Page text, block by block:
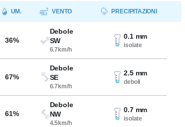
UM. VENTO PRECIPITAZIONI
36%
Debole
SW
6.7km/h
0.1 mm
isolate
67%
Debole
SE
6.7km/h
2.5 mm
deboli
61%
Debole
NW
4.5km/h
0.7 mm
isolate